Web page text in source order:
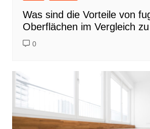
Was sind die Vorteile von
Oberflächen im Vergleich
0